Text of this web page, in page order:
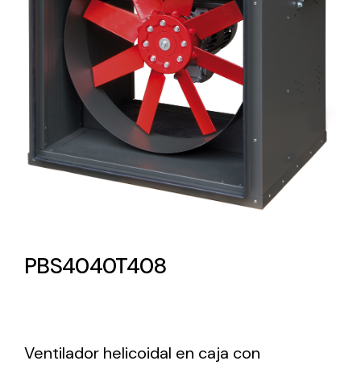
Lighting and Electrical
Equipment
Complete solutions in lighting and electrical
material for each project and need
Amplia gama de ventiladores y equipos de
PBS4040T408
Ventilador helicoidal en caja con